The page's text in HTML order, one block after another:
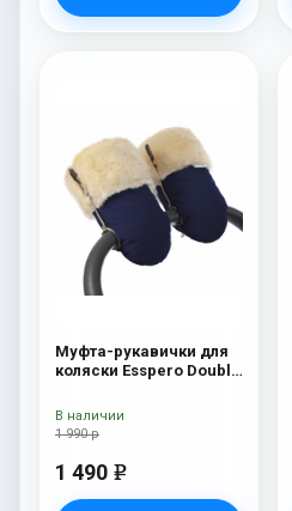
Муфта-рукавички для
коляски Esspero Double
1 990 р
1 490 e
В наличии